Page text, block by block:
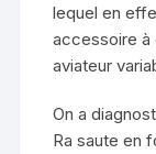
lequel en
accessoire à
aviateur
On a
Ra saute en